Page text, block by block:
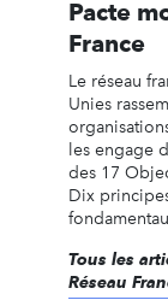
Pacte
France
Le réseau
Unies
les engage
des 17
Dix
Tous les
Réseau